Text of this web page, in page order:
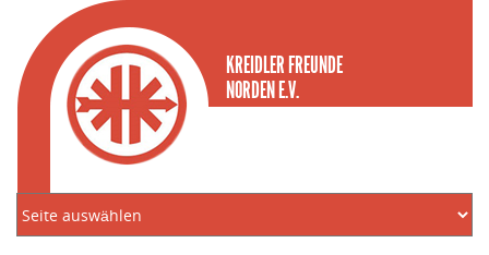
KREIDLER FREUNDE
NORDEN E.V.